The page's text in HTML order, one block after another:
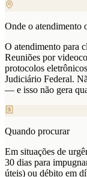
Onde o atendimento
O atendimento para
Reuniões por
protocolos
Judiciário Federal.
— e isso não gera
Quando procurar
Em situações de
30 dias para
úteis) ou débito em